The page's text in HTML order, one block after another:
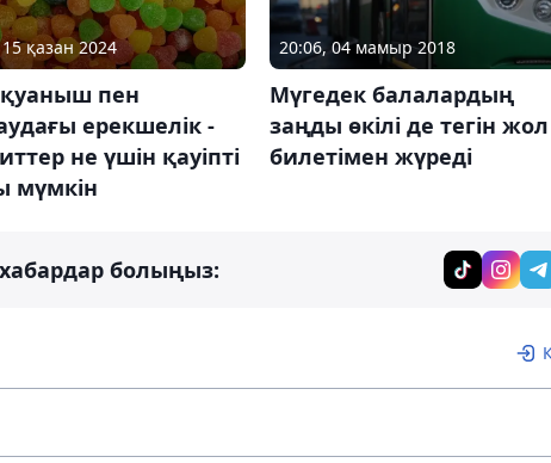
қазан 2024
қуаныш пен
ерекшелік -
не үшін қауіпті
мүмкін
20:06, 04 мамыр 2018
Мүгедек балалардың
заңды өкілі де тегін жол
билетімен жүреді
болыңыз: